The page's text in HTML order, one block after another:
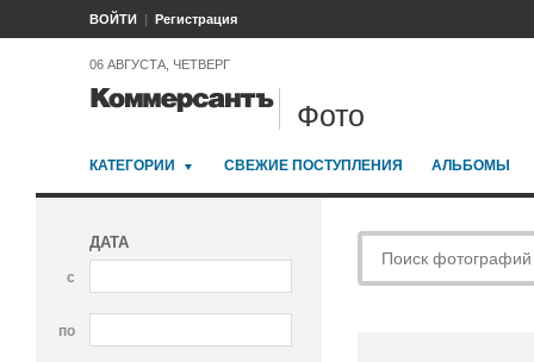
ВОЙТИ Регистрация
06 АВГУСТА, ЧЕТВЕРГ
Фото
КАТЕГОРИИ СВЕЖИЕ ПОСТУПЛЕНИЯ АЛЬБОМЫ
ДАТА
с
по